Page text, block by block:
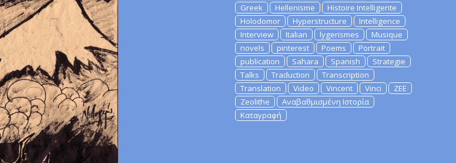
Greek
Hellenisme
Histoire Intelligente
Holodomor
Hyperstructure
Intelligence
Interview
Italian lygerismes
Musique
novels
pinterest Poems
Portrait
publication
Sahara Spanish
Strategie
Talks
Traduction
Transcription
Translation
Video Vincent Vinci
ZEE
Zeolithe
Αναβαθμισμένη Ιστορία
Καταγραφή